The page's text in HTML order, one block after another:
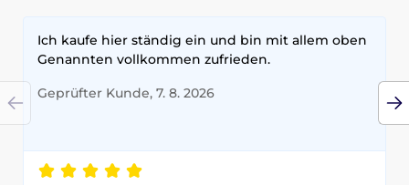
Ich kaufe hier ständig ein und bin mit allem oben
Genannten vollkommen zufrieden.
Geprüfter Kunde, 7. 8. 2026